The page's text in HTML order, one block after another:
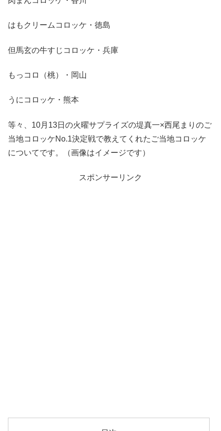
はもクリームコロッケ・徳島
但馬玄の牛すじコロッケ・兵庫
もっコロ（桃）・岡山
うにコロッケ・熊本
等々、10月13日の火曜サプライズの堤真一×西尾まりのご
当地コロッケNo.1決定戦で教えてくれたご当地コロッケ
についてです。（画像はイメージです）
スポンサーリンク